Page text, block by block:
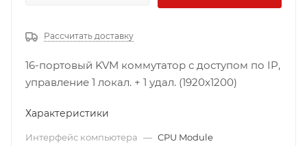
Рассчитать доставку
16-портовый KVM коммутатор с доступом по IP,
управление 1 локал. + 1 удал. (1920x1200)
Характеристики
Интерфейс компьютера — CPU Module